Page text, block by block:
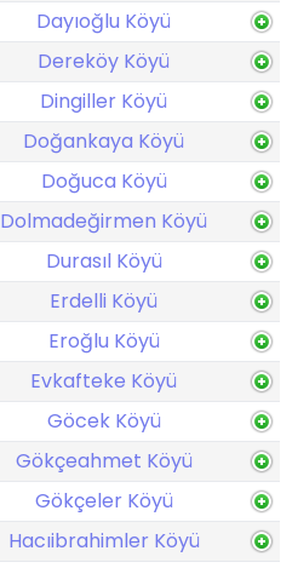
Dayıoğlu Köyü
Dereköy Köyü
Dingiller Köyü
Doğankaya Köyü
Doğuca Köyü
Dolmadeğirmen Köyü
Durasıl Köyü
Erdelli Köyü
Eroğlu Köyü
Evkafteke Köyü
Göcek Köyü
Gökçeahmet Köyü
Gökçeler Köyü
Hacıibrahimler Köyü